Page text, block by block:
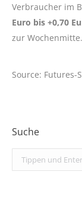
Verbraucher im
Euro bis +0,70
zur Wochenmitte.
Source: Futures-
Suche
Search: